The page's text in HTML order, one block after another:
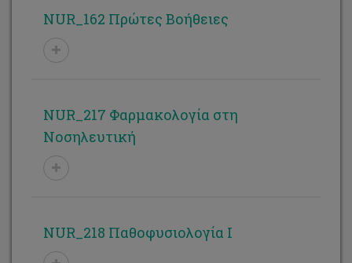
NUR_162 Πρώτες Βοήθειες
NUR_217 Φαρμακολογία στη
Νοσηλευτική
NUR_218 Παθοφυσιολογία Ι